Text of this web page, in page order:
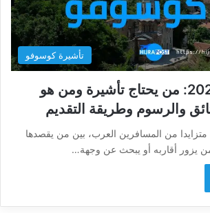
تأشيرة كوسوفو
فيزا كوسوفو 2026: من يحتاج تأشيرة ومن هو
والرسوم وطريقة التقديم
من المسافرين العرب، بين من يقصدها
يزور أقاربه أو يبحث عن وجهة…